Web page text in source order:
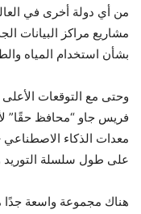
من أي دولة أخرى في
مشاريع مراكز البيانات
بشأن استخدام المياه
وحتى مع التوقعات
فريس جاو “محافظ حقًا”
معدات الذكاء الاصطناعي –
على طول سلسلة التوريد
هناك مجموعة واسعة